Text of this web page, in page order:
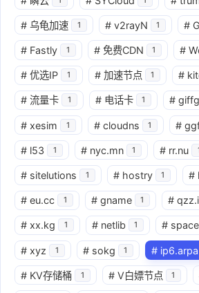
# 乌龟加速 1 # v2rayN 1 #
# Fastly 1 # 免费CDN 1 #
# 优选IP 1 # 加速节点 1 #
# 流量卡 1 # 电话卡 1 #
# xesim 1 # cloudns 1 #
# l53 1 # nyc.mn 1 # rr.nu
# sitelutions 1 # hostry 1 #
# eu.cc 1 # gname 1 #
# xx.kg 1 # netlib 1 #
# xyz 1 # sokg 1 # ip6.arpa
# KV存储桶 1 # V白嫖节点 1